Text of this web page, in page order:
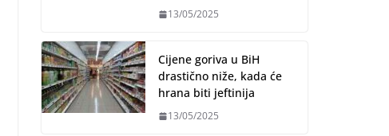
13/05/2025
Cijene goriva u BiH
drastično niže, kada će
hrana biti jeftinija
13/05/2025